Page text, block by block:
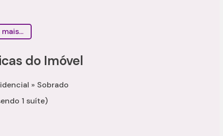
com um de nossos consultores.
do Imóvel
» Sobrado
1 suíte)